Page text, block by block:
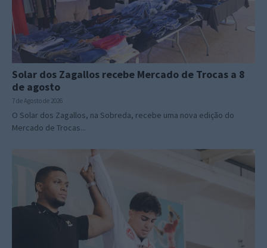
Solar dos Zagallos recebe Mercado de Trocas a 8
de agosto
7 de Agosto de 2026
O Solar dos Zagallos, na Sobreda, recebe uma nova edição do
Mercado de Trocas...